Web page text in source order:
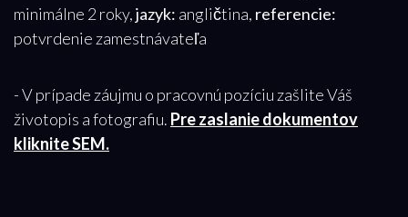
minimálne 2 roky,jazyk: angličtina, referencie:
potvrdenie zamestnávateľa
- V prípade záujmu o pracovnú pozíciu zašlite Váš
životopis a fotografiu. Pre zaslanie dokumentov
kliknite SEM.